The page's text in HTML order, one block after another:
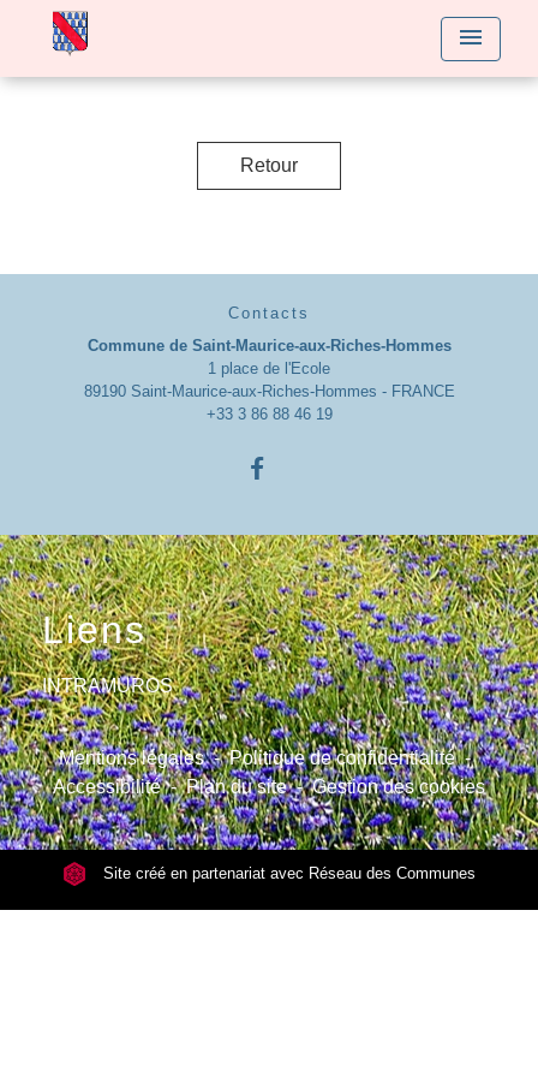
menu
Retour
Contacts
Commune de Saint-Maurice-aux-Riches-Hommes
1 place de l'Ecole
89190 Saint-Maurice-aux-Riches-Hommes - FRANCE
+33 3 86 88 46 19
Liens
INTRAMUROS
Mentions légales - Politique de confidentialité -
Accessibilité - Plan du site - Gestion des cookies
Site créé en partenariat avec Réseau des Communes